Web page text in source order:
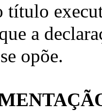
título
a
opõe.